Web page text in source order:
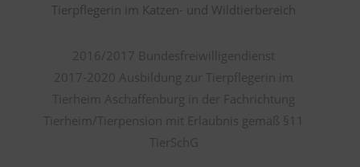
Tierpflegerin im Katzen- und Wildtierbereich
2016/2017 Bundesfreiwilligendienst
2017-2020 Ausbildung zur Tierpflegerin im
Tierheim Aschaffenburg in der Fachrichtung
Tierheim/Tierpension mit Erlaubnis gemäß §11
TierSchG